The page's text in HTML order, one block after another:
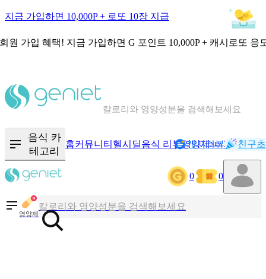
지금 가입하면 10,000P + 로또 10장 지급
원 가입 혜택! 지금 가입하면 G 포인트 10,000P + 캐시로또 응
칼로리와 영양성분을 검색해보세요
음식 카
테고리
홈커뮤니티 헬시딜음식 리뷰영양제NEW기록
캐시리뷰 친구
0 0
영양제
칼로리와 영양성분을 검색해보세요
혈당 · 다이어트 음식 검색해보세요